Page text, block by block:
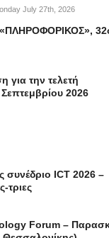
July 27th, 2026
«ΠΛΗΡΟΦΟΡΙΚΟΣ»,
για την τελετή
2026
συνέδριο ICT 2026 –
τριες
Forum –